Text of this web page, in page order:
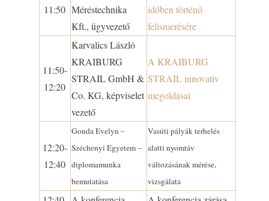
11:50 Méréstechnika
Kft., ügyvezető
időben történő
felismerésére
11:50-
12:20
Karvalics László
KRAIBURG
STRAIL GmbH &
Co. KG, képviselet
vezető
A KRAIBURG
STRAIL innovatív
megoldásai
12:20-
12:40
Gonda Evelyn –
Széchenyi Egyetem –
diplomamunka
bemutatása
Vasúti pályák terhelés
alatti nyomtáv
változásának mérése,
vizsgálata